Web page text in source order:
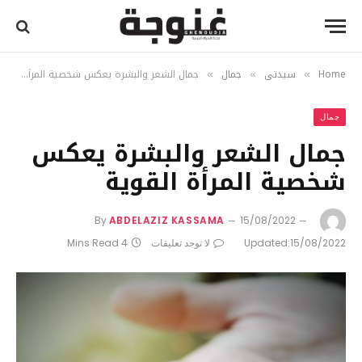
Home
» سيدتي » جمال » جمال الشعر والبشرة يعكس شخصية المرأة القوية
جمال
جمال الشعر والبشرة يعكس
شخصية المرأة القوية
ByABDELAZIZ KASSAMA
15/08/2022
Updated:15/08/2022 لا توجد تعليقات 4 Mins Read